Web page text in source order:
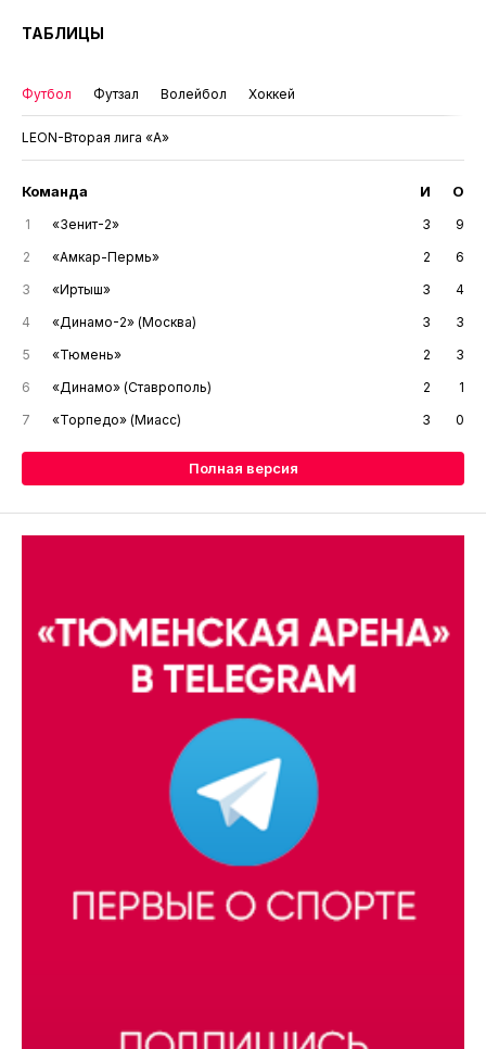
ТАБЛИЦЫ
Футбол Футзал Волейбол Хоккей
LEON-Вторая лига «А»
Команда И О
1 «Зенит-2» 3
9
2
«Амкар-Пермь» 2
6
3
«Иртыш» 3
4
4
«Динамо-2» (Москва) 3
3
5
«Тюмень» 2
3
6
«Динамо» (Ставрополь) 2
1
7
«Торпедо» (Миасс) 3 0
Полная версия